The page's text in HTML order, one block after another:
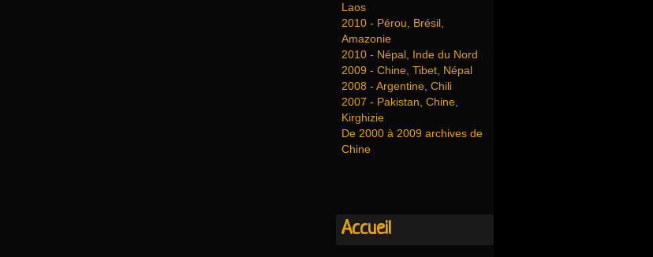
Laos
2010 - Pérou, Brésil,
Amazonie
2010 - Népal, Inde du Nord
2009 - Chine, Tibet, Népal
2008 - Argentine, Chili
2007 - Pakistan, Chine,
Kirghizie
De 2000 à 2009 archives de
Chine
Accueil